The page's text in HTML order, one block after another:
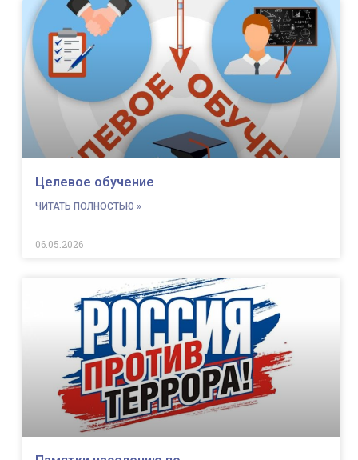
Целевое обучение
ЧИТАТЬ ПОЛНОСТЬЮ »
06.05.2026